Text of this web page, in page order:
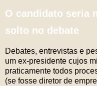
O candidato seria
solto no debate
Debates, entrevistas e
um ex-presidente cujos
praticamente todos
(se fosse diretor de